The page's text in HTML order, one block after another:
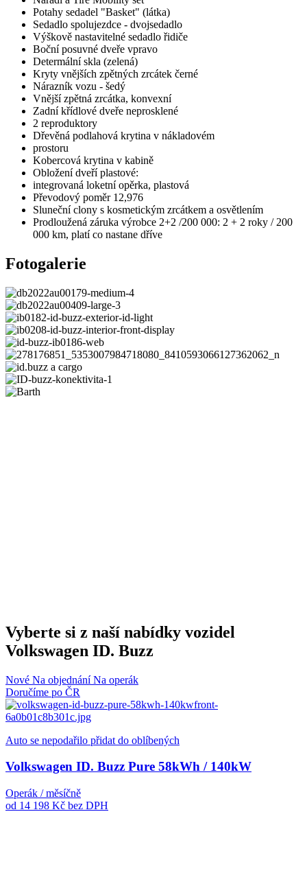
Potahy sedadel "Basket" (látka)
Sedadlo spolujezdce - dvojsedadlo
Výškově nastavitelné sedadlo řidiče
Boční posuvné dveře vpravo
Determální skla (zelená)
Kryty vnějších zpětných zrcátek černé
Nárazník vozu - šedý
Vnější zpětná zrcátka, konvexní
Zadní křídlové dveře neprosklené
2 reproduktory
Dřevěná podlahová krytina v nákladovém
prostoru
Kobercová krytina v kabině
Obložení dveří plastové:
integrovaná loketní opěrka, plastová
Převodový poměr 12,976
Sluneční clony s kosmetickým zrcátkem a osvětlením
Prodloužená záruka výrobce 2+2 /200 000: 2 + 2 roky / 200
000 km, platí co nastane dříve
Fotogalerie
Vyberte si z naší nabídky vozidel
Volkswagen ID. Buzz
Nové Na objednáníNa operák
Doručíme po ČR
Auto se nepodařilo přidat do oblíbených
Volkswagen ID. Buzz Pure 58kWh / 140kW
Operák / měsíčně
od 14 198 Kč bez DPH